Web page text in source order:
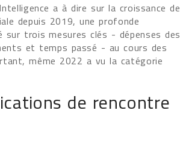
a à dire sur la croissance de
depuis 2019, une profonde
trois mesures clés - dépenses des
et temps passé - au cours des
même 2022 a vu la catégorie
de rencontre